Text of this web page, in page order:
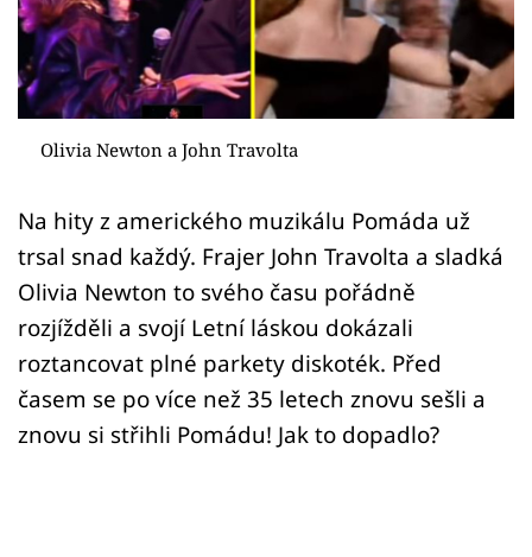
Videa
Sledujte prima+
Přihlášení
Sledujte nás
Olivia Newton a John Travolta
Na hity z amerického muzikálu Pomáda už
trsal snad každý. Frajer John Travolta a sladká
Olivia Newton to svého času pořádně
rozjížděli a svojí Letní láskou dokázali
roztancovat plné parkety diskoték. Před
časem se po více než 35 letech znovu sešli a
znovu si střihli Pomádu! Jak to dopadlo?